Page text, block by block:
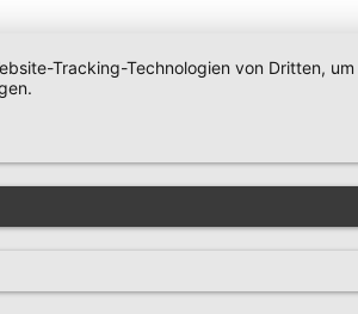
Tracking-Technologien von Dritten,